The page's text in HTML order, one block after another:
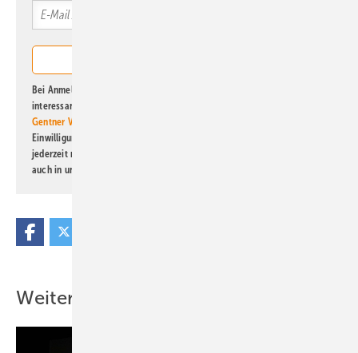
Bei Anmeldung zu diesem Newsletter bin ich damit einverstanden, über
interessante Verlags- und Online-Angebote
Gentner Verlag GmbH & Co. KG
Einwilligung kann ich jederzeit widerrufen und eine Abmeldung ist
jederzeit möglich. Informationen zum Umgang mit Daten finden Sie
auch in unserer
Weitere Inhalte